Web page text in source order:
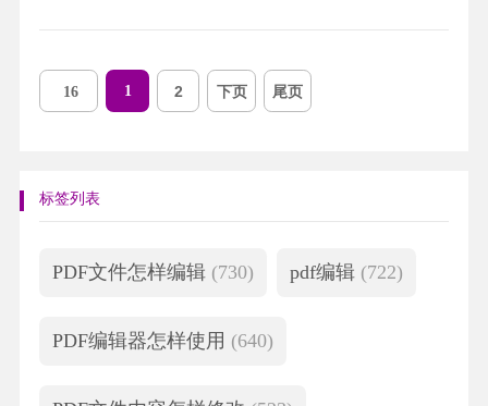
16 1 2 下页 尾页
标签列表
PDF文件怎样编辑 (730) pdf编辑 (722)
PDF编辑器怎样使用 (640)